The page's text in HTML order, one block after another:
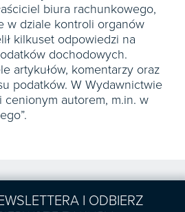
biura rachunkowego,
w dziale kontroli organów
kilkuset odpowiedzi na
dochodowych.
artykułów, komentarzy oraz
podatków. W Wydawnictwie
cenionym autorem, m.in. w
I ODBIERZ